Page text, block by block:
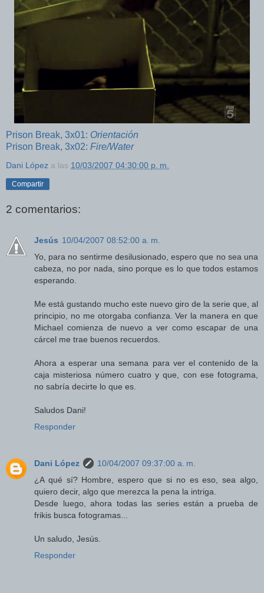
Prison Break, 3x01: Orientación
Prison Break, 3x02: Fire/Water
Dani López a las 10/03/2007 04:30:00 p. m.
Compartir
2 comentarios:
Jesús 10/04/2007 08:52:00 a. m.
Yo, para no sentirme desilusionado, espero que no sea una
cabeza, no por nada, sino porque es lo que todos estamos
esperando.
Me está gustando mucho este nuevo giro de la serie que, al
principio, no me otorgaba confianza. Ver la manera en que
Michael comienza de nuevo a ver como escapar de una
cárcel me trae buenos recuerdos.
Ahora a esperar una semana para ver el contenido de la
caja misteriosa número cuatro y que, con ese fotograma,
no sabría decirte lo que es.
Saludos Dani!
Responder
Dani López
10/04/2007 09:37:00 a. m.
¿A qué sí? Hombre, espero que si no es eso, sea algo,
quiero decir, algo que merezca la pena la intriga.
Desde luego, ahora todas las series están a prueba de
frikis busca fotogramas...
Un saludo, Jesús.
Responder